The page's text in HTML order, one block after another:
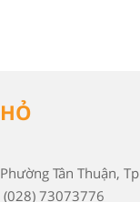
Tân Thuận,
73073776